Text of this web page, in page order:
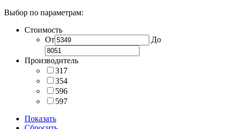
Выбор по параметрам:
Стоимость
От
До
Производитель
317
354
596
597
Показать